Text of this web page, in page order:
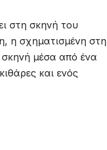
στη σκηνή του
η σχηματισμένη στη
μέσα από ένα
και ενός